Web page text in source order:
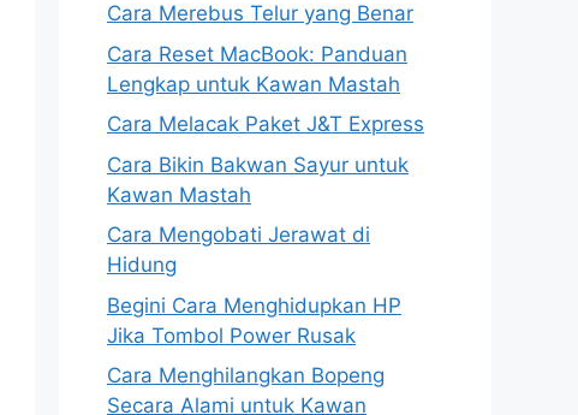
Cara Merebus Telur yang Benar
Cara Reset MacBook: Panduan
Lengkap untuk Kawan Mastah
Cara Melacak Paket J&T Express
Cara Bikin Bakwan Sayur untuk
Kawan Mastah
Cara Mengobati Jerawat di
Hidung
Begini Cara Menghidupkan HP
Jika Tombol Power Rusak
Cara Menghilangkan Bopeng
Secara Alami untuk Kawan